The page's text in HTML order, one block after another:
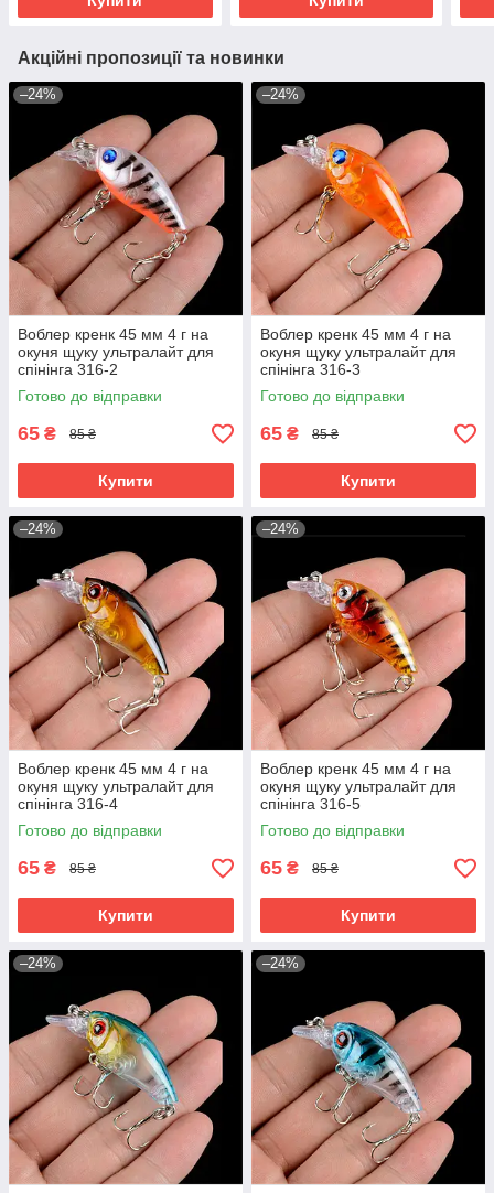
Акційні пропозиції та новинки
–24%
Воблер кренк 45 мм 4 г на
окуня щуку ультралайт для
спінінга 316-2
Готово до відправки
65 ₴ 85 ₴
Купити
–24%
Воблер кренк 45 мм 4 г на
окуня щуку ультралайт для
спінінга 316-3
Готово до відправки
65 ₴ 85 ₴
Купити
–24%
Воблер кренк 45 мм 4 г на
окуня щуку ультралайт для
спінінга 316-4
Готово до відправки
65 ₴ 85 ₴
Купити
–24%
Воблер кренк 45 мм 4 г на
окуня щуку ультралайт для
спінінга 316-5
Готово до відправки
65 ₴ 85 ₴
Купити
–24% –24%